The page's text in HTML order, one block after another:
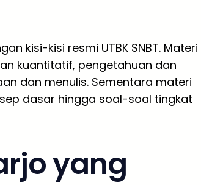
kisi-kisi resmi UTBK SNBT. Materi
kuantitatif, pengetahuan dan
dan menulis. Sementara materi
dasar hingga soal-soal tingkat
yang